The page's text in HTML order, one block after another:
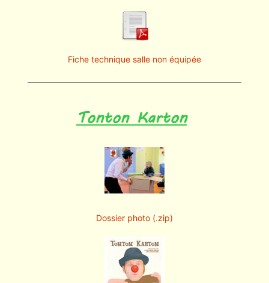
Fiche technique salle non équipée
Tonton Karton
Dossier photo (.zip)